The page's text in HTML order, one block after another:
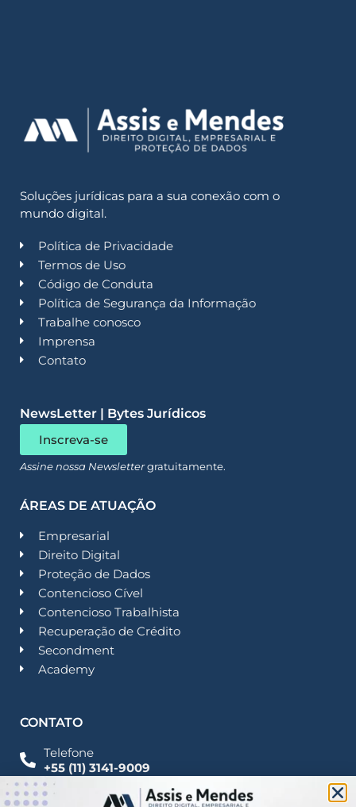
Soluções jurídicas para a sua conexão com o
mundo digital.
Política de Privacidade
Termos de Uso
Código de Conduta
Política de Segurança da Informação
Trabalhe conosco
Imprensa
Contato
NewsLetter | Bytes Jurídicos
Inscreva-se
Assine nossa Newslettergratuitamente.
ÁREAS DE ATUAÇÃO
Empresarial
Direito Digital
Proteção de Dados
Contencioso Cível
Contencioso Trabalhista
Recuperação de Crédito
Secondment
Academy
CONTATO
Telefone
+55 (11) 3141-9009
Imprensa